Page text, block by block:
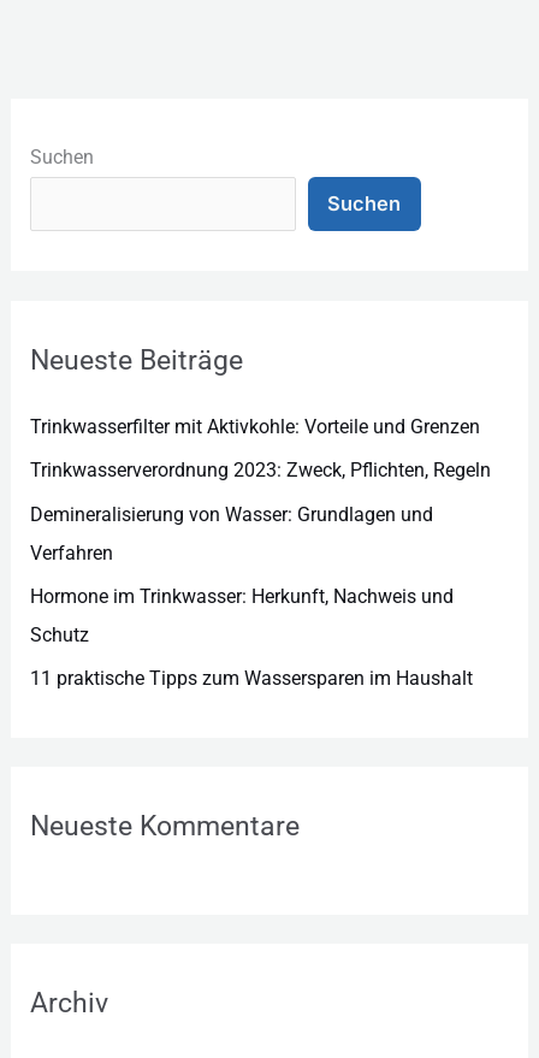
Suchen
Suchen
Neueste Beiträge
Trinkwasserfilter mit Aktivkohle: Vorteile und Grenzen
Trinkwasserverordnung 2023: Zweck, Pflichten, Regeln
Demineralisierung von Wasser: Grundlagen und
Verfahren
Hormone im Trinkwasser: Herkunft, Nachweis und
Schutz
11 praktische Tipps zum Wassersparen im Haushalt
Neueste Kommentare
Archiv
a
e
r
e
n